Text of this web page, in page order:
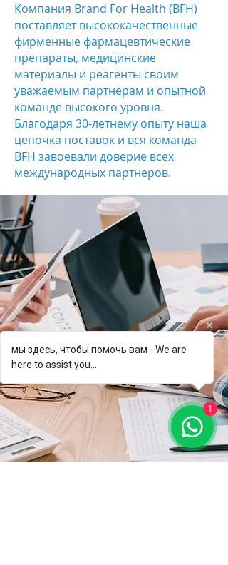
Компания Brand For Health (BFH)
поставляет высококачественные
фирменные фармацевтические
препараты, медицинские
материалы и реагенты своим
уважаемым партнерам и опытной
команде высокого уровня.
Благодаря 30-летнему опыту наша
цепочка поставок и вся команда
BFH завоевали доверие всех
международных партнеров.
мы здесь, чтобы помочь вам - We are
here to assist you...
1